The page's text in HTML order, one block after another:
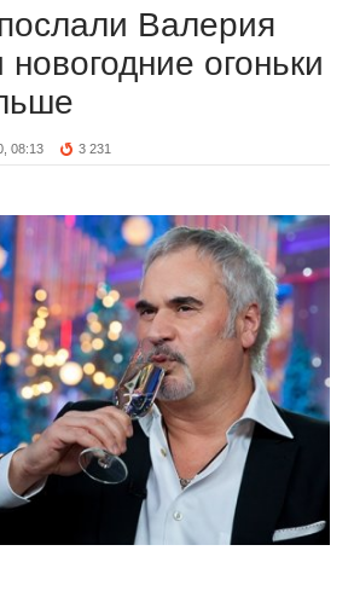
Валерия
огоньки
08:13 3 231